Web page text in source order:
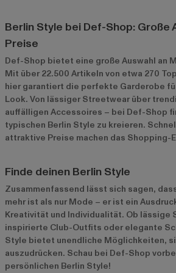
Berlin Style bei Def-Shop: Große
Preise
Def-Shop bietet eine große Auswahl an
Mit über 22.500 Artikeln von etwa 270
hier garantiert die perfekte Garderobe
Look. Von lässiger Streetwear über
auffälligen Accessoires – bei Def-Shop
typischen Berlin Style zu kreieren.
attraktive Preise machen das Shopping-
Finde deinen Berlin Style
Zusammenfassend lässt sich sagen,
mehr ist als nur Mode – er ist ein
Kreativität und Individualität. Ob lässige
inspirierte Club-Outfits oder elegante
Style bietet unendliche Möglichkeiten,
auszudrücken. Schau bei Def-Shop
persönlichen Berlin Style!